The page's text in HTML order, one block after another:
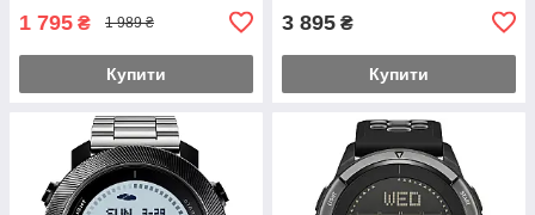
1 795 ₴ 1 989 ₴
Купити
3 895 ₴
Купити